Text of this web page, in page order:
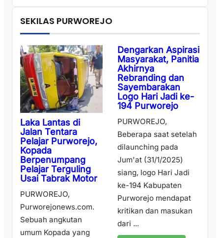
SEKILAS PURWOREJO
Laka Lantas di
Jalan Tentara
Pelajar Purworejo,
Kopada
Berpenumpang
Pelajar Terguling
Usai Tabrak Motor
PURWOREJO,
Purworejonews.com.
Sebuah angkutan
umum Kopada yang
Dengarkan Aspirasi
Masyarakat, Panitia
Akhirnya
Rebranding dan
Sayembarakan
Logo Hari Jadi ke-
194 Purworejo
PURWOREJO,
Beberapa saat setelah
dilaunching pada
Jum'at (31/1/2025)
siang, logo Hari Jadi
ke-194 Kabupaten
Purworejo mendapat
kritikan dan masukan
dari ...